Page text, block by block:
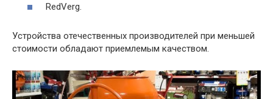
RedVerg.
Устройства отечественных производителей при меньшей
стоимости обладают приемлемым качеством.